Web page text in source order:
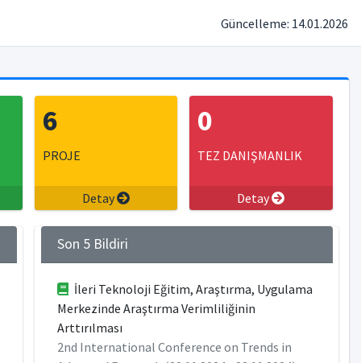
Güncelleme: 14.01.2026
6
PROJE
Detay
0
TEZ DANIŞMANLIK
Detay
Son 5 Bildiri
İleri Teknoloji Eğitim, Araştırma, Uygulama
Merkezinde Araştırma Verimliliğinin
Arttırılması
2nd International Conference on Trends in